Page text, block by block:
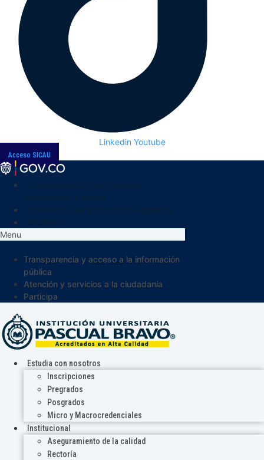
Linkedin Youtube
Acceso SICAU
Menu
Transparencia y acceso a la información
pública
Atención y servicios a la ciudadanía
Participa
Estudia con nosotros
Inscripciones
Pregrados
Posgrados
Micro y Macrocredenciales
Institucional
Aseguramiento de la calidad
Rectoría